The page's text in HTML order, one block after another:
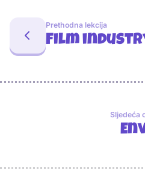
Prethodna lekcija
Film
Sljedeća